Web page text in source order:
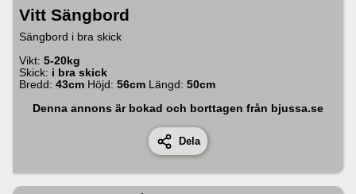
Vitt Sängbord
Sängbord i bra skick
Vikt: 5-20kg
Skick: i bra skick
Bredd: 43cm Höjd: 56cm Längd: 50cm
Denna annons är bokad och borttagen från bjussa.se
Dela